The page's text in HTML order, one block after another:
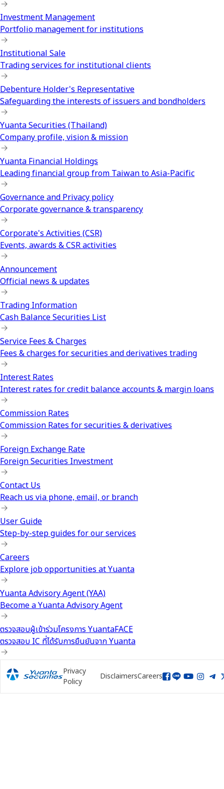
Investment Management
Portfolio management for institutions
Institutional Sale
Trading services for institutional clients
Debenture Holder's Representative
Safeguarding the interests of issuers and bondholders
Yuanta Securities (Thailand)
Company profile, vision & mission
Yuanta Financial Holdings
Leading financial group from Taiwan to Asia-Pacific
Governance and Privacy policy
Corporate governance & transparency
Corporate's Activities (CSR)
Events, awards & CSR activities
Announcement
Official news & updates
Trading Information
Cash Balance Securities List
Service Fees & Charges
Fees & charges for securities and derivatives trading
Interest Rates
Interest rates for credit balance accounts & margin loans
Commission Rates
Commission Rates for securities & derivatives
Foreign Exchange Rate
Foreign Securities Investment
Contact Us
Reach us via phone, email, or branch
User Guide
Step-by-step guides for our services
Careers
Explore job opportunities at Yuanta
Yuanta Advisory Agent (YAA)
Become a Yuanta Advisory Agent
ตรวจสอบผู้เข้าร่วมโครงการ YuantaFACE
ตรวจสอบ IC ที่ได้รับการยืนยันจาก Yuanta
Privacy
Policy
DisclaimersCareers